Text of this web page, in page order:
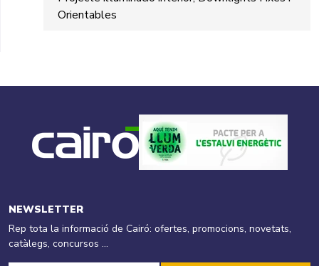
Orientables
NEWSLETTER
Rep tota la informació de Cairó: ofertes, promocions, novetats,
catàlegs, concursos ...